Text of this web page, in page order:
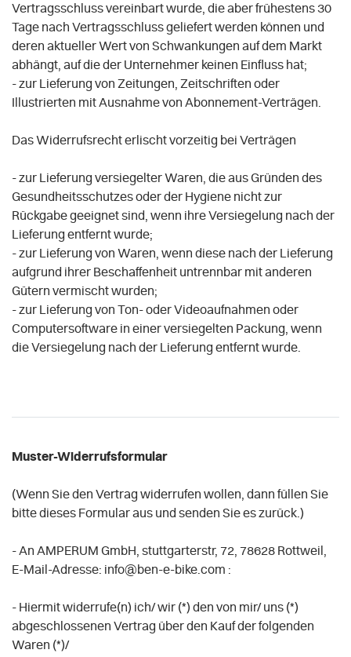
Vertragsschluss vereinbart wurde, die aber frühestens 30
Tage nach Vertragsschluss geliefert werden können und
deren aktueller Wert von Schwankungen auf dem Markt
abhängt, auf die der Unternehmer keinen Einfluss hat;
- zur Lieferung von Zeitungen, Zeitschriften oder
Illustrierten mit Ausnahme von Abonnement-Verträgen.
Das Widerrufsrecht erlischt vorzeitig bei Verträgen
- zur Lieferung versiegelter Waren, die aus Gründen des
Gesundheitsschutzes oder der Hygiene nicht zur
Rückgabe geeignet sind, wenn ihre Versiegelung nach der
Lieferung entfernt wurde;
- zur Lieferung von Waren, wenn diese nach der Lieferung
aufgrund ihrer Beschaffenheit untrennbar mit anderen
Gütern vermischt wurden;
- zur Lieferung von Ton- oder Videoaufnahmen oder
Computersoftware in einer versiegelten Packung, wenn
die Versiegelung nach der Lieferung entfernt wurde.
Muster-Widerrufsformular
(Wenn Sie den Vertrag widerrufen wollen, dann füllen Sie
bitte dieses Formular aus und senden Sie es zurück.)
- An AMPERUM GmbH, stuttgarterstr, 72, 78628 Rottweil
E-Mail-Adresse: info@ben-e-bike.com :
- Hiermit widerrufe(n) ich/ wir (*) den von mir/ uns (*)
abgeschlossenen Vertrag über den Kauf der folgenden
Waren (*)/